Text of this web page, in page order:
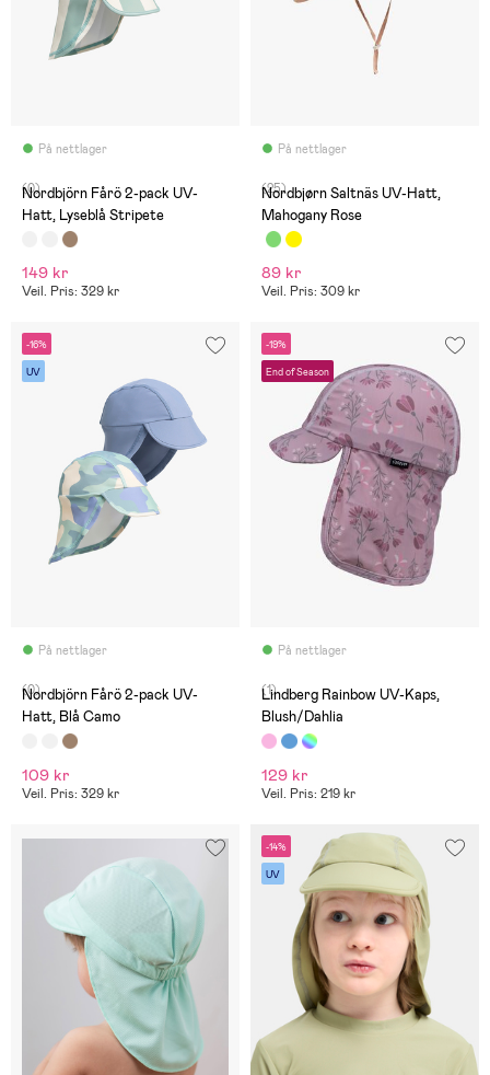
På nettlager
(0)
Nordbjörn Fårö 2-pack UV-
Hatt, Lyseblå Stripete
149 kr
Veil. Pris: 329 kr
På nettlager
(25)
Nordbjørn Saltnäs UV-Hatt,
Mahogany Rose
89 kr
Veil. Pris: 309 kr
-16%
UV
På nettlager
(0)
Nordbjörn Fårö 2-pack UV-
Hatt, Blå Camo
109 kr
Veil. Pris: 329 kr
-19%
End of Season
På nettlager
(1)
Lindberg Rainbow UV-Kaps,
Blush/Dahlia
129 kr
Veil. Pris: 219 kr
-14%
UV